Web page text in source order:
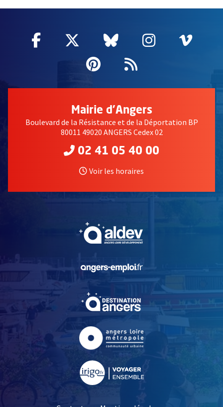
Facebook
, Ouvre une nouvelle fenêtre
Twitter
, Ouvre une nouvelle
Bluesky
, Ouvre une
Instagram
, Ouvre
,
Pinterest
, Ouvre une
Flux RSS
Mairie d'Angers
Boulevard de la Résistance et de la Déportation BP
80011 49020 ANGERS Cedex 02
02 41 05 40 00
Voir les horaires
, Ouvre une nouvelle
, Ouvre une nouvelle